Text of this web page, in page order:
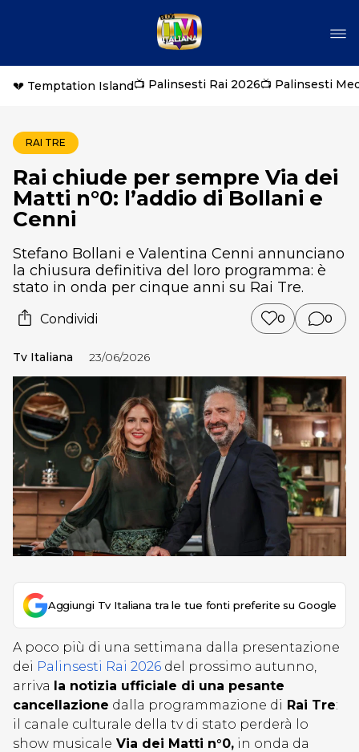
💔 Temptation Island📺 Palinsesti Rai 2026📺 Palinsesti
RAI TRE
Rai chiude per sempre Via dei
Matti n°0: l’addio di Bollani e
Cenni
Stefano Bollani e Valentina Cenni annunciano
la chiusura definitiva del loro programma: è
stato in onda per cinque anni su Rai Tre.
Condividi 0 0
Tv Italiana 23/06/2026
Aggiungi Tv Italiana tra le tue fonti preferite su Google
A poco più di una settimana dalla presentazione
dei Palinsesti Rai 2026 del prossimo autunno,
arriva la notizia ufficiale di una pesante
cancellazione dalla programmazione di Rai Tre:
il canale culturale della tv di stato perderà lo
show musicale Via dei Matti n°0, in onda da